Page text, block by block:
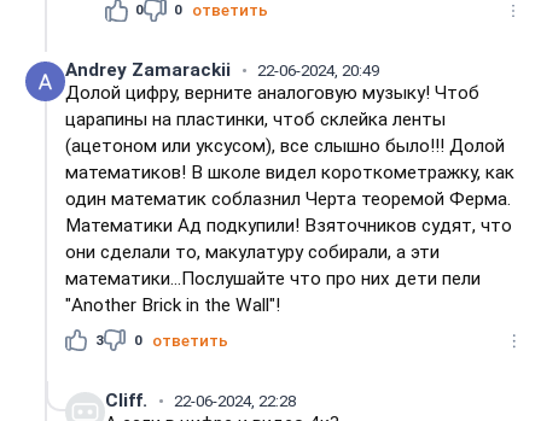
0 0 ответить
Andrey Zamarackii 22-06-2024, 20:49
Долой цифру, верните аналоговую музыку! Чтоб
царапины на пластинки, чтоб склейка ленты
(ацетоном или уксусом), все слышно было!!! Долой
математиков! В школе видел короткометражку, как
один математик соблазнил Черта теоремой Ферма.
Математики Ад подкупили! Взяточников судят, что
они сделали то, макулатуру собирали, а эти
математики...Послушайте что про них дети пели
"Another Brick in the Wall"!
3 0 ответить
Cliff. 22-06-2024, 22:28